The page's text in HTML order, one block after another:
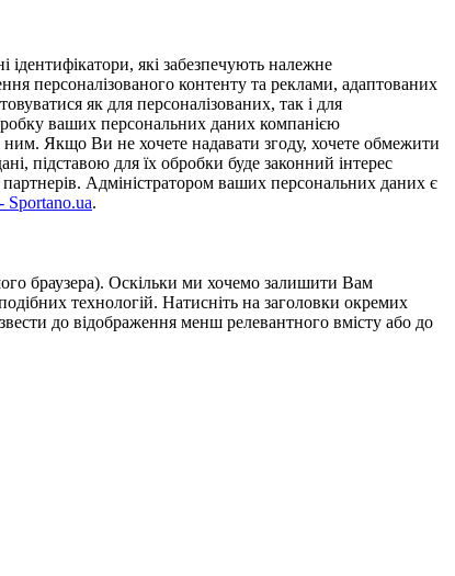
які забезпечують належне
персоналізованого контенту та реклами, адаптованих
як для персоналізованих, так і для
ваших персональних даних компанією
ним. Якщо Ви не хочете надавати згоду, хочете обмежити
підставою для їх обробки буде законний інтерес
партнерів. Адміністратором ваших персональних даних є
Sportano.ua.
браузера). Оскільки ми хочемо залишити Вам
технологій. Натисніть на заголовки окремих
до відображення менш релевантного вмісту або до